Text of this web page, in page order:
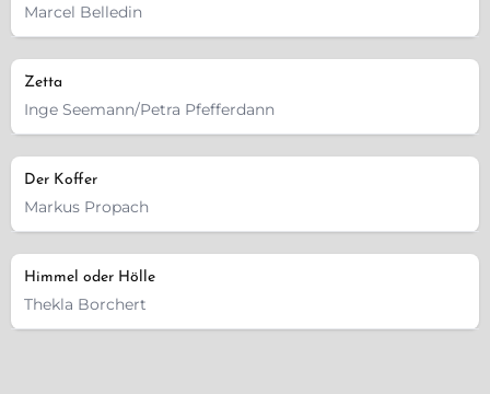
Marcel Belledin
Zetta
Inge Seemann/Petra Pfefferdann
Der Koffer
Markus Propach
Himmel oder Hölle
Thekla Borchert